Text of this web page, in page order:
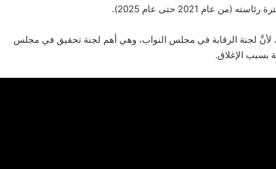
2021 حتى عام 2025).
لأنَّ لجنة الرقابة في مجلس النواب، وهي أهم لجنة تحقيق في مجلس
بسبب الإغلاق.